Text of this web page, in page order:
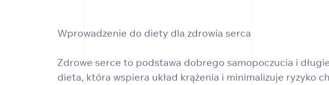
Wprowadzenie do diety dla zdrowia serca
Zdrowe serce to podstawa dobrego samopoczucia i
dieta, która wspiera układ krążenia i minimalizuje ryzyko